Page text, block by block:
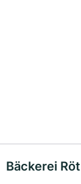
Bäckerei